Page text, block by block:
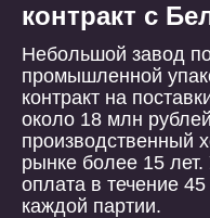
контракт с
Небольшой завод
промышленной
контракт на
около 18 млн
производственный
рынке более 15
оплата в течение
каждой партии.